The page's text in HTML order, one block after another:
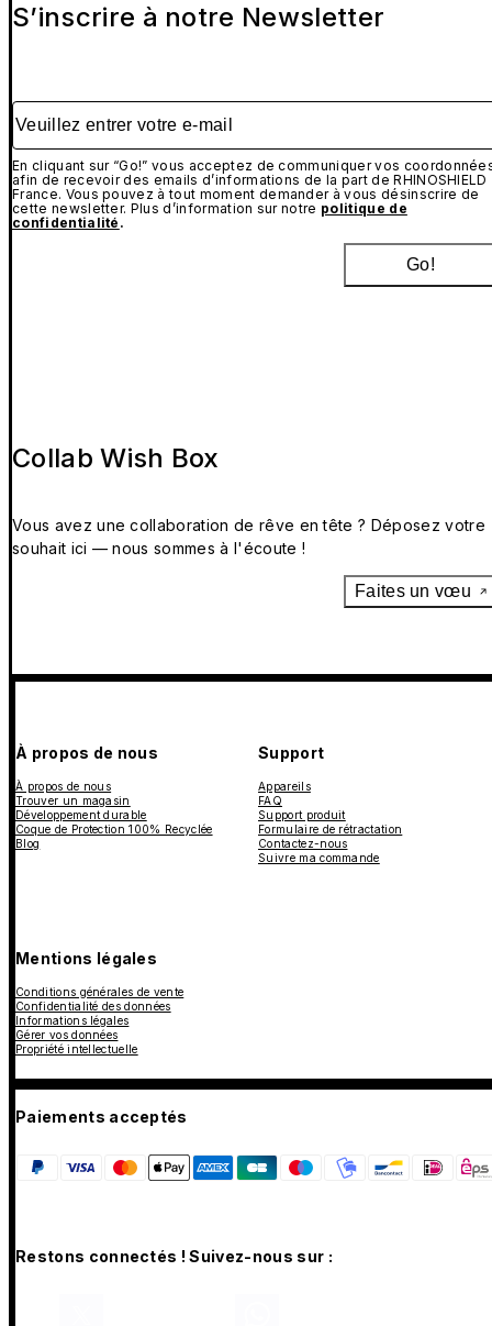
S’inscrire à notre Newsletter
Veuillez entrer votre e-mail
En cliquant sur “Go!” vous acceptez de communiquer vos
afin de recevoir des emails d’informations de la part de RHINOSHIELD
France. Vous pouvez à tout moment demander à vous désinscrire de
cette newsletter. Plus d’information sur notre politique de
confidentialité .
Go!
Collab Wish Box
Vous avez une collaboration de rêve en tête ? Déposez votre
souhait ici — nous sommes à l'écoute !
Faites un vœu
À propos de nous
À propos de nous
Trouver un magasin
Développement durable
Coque de Protection 100% Recyclée
Blog
Support
Appareils
FAQ
Support produit
Formulaire de rétractation
Contactez-nous
Suivre ma commande
Mentions légales
Conditions générales de vente
Confidentialité des données
Informations légales
Gérer vos données
Propriété intellectuelle
Paiements acceptés
Restons connectés ! Suivez-nous sur :